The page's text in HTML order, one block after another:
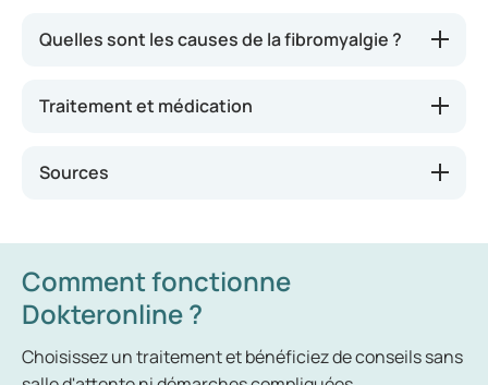
souffrant de fibromyalgie, aucune anomalie n’est
conjonctifs. Le diagnostic s’avère donc complexe à
pathologie.
Quelles sont les causes de la fibromyalgie ?
Traitement et médication
Sources
Comment fonctionne
Dokteronline ?
Choisissez un traitement et bénéficiez de conseils sans